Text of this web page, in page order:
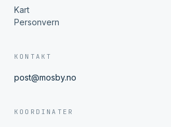
Kart
Personvern
KONTAKT
post@mosby.no
KOORDINATER